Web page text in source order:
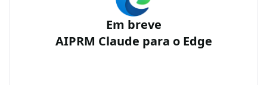
Em breve
AIPRM Claude para o Edge